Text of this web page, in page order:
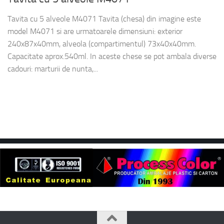
Tavita cu 5 alveole M4071 Tavita (chesa) din imagine este
model M4071 si are urmatoarele dimensiuni: exterior
240x87x40mm, alveola (compartimentul) 73x40x40mm.
Capacitate aprox.540ml. In aceste chese se pot ambala diverse
cadouri: marturii de nunta,...